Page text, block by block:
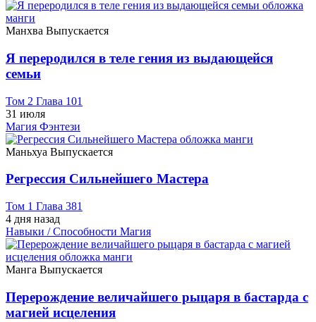
Манхва Выпускается
Я переродился в теле гения из выдающейся
семьи
Том 2 Глава 101
31 июля
Магия Фэнтези
Маньхуа Выпускается
Регрессия Сильнейшего Мастера
Том 1 Глава 381
4 дня назад
Навыки / Способности Магия
Манга Выпускается
Перерождение величайшего рыцаря в бастарда с
магией исцеления